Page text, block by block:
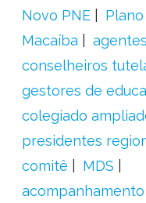
Novo PNE
Macaíba
conselheiros
gestores de
colegiado
presidentes
comitê
MDS